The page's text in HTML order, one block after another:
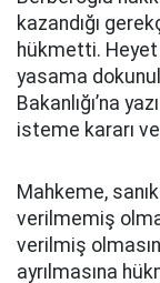
kazandığı
hükmetti. Heyet
yasama
Bakanlığı’na
isteme kararı
Mahkeme,
verilmemiş
verilmiş
ayrılmasına